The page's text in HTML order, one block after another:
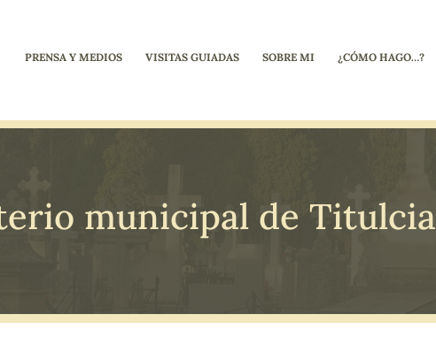
PRENSA Y MEDIOS VISITAS GUIADAS SOBRE MI ¿CÓMO HAGO…?
municipal de Titulcia